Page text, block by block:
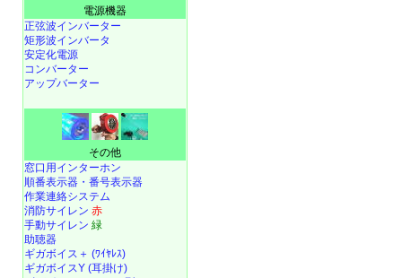
電源機器
正弦波インバーター
矩形波インバータ
安定化電源
コンバーター
アップバーター
その他
窓口用インターホン
順番表示器・番号表示器
作業連絡システム
消防サイレン 赤
手動サイレン 緑
助聴器
ギガボイス＋ (ﾜｲﾔﾚｽ)
ギガボイスY (耳掛け)